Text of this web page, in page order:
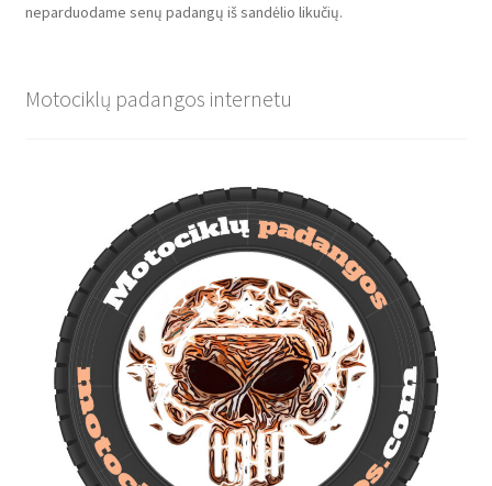
neparduodame senų padangų iš sandėlio likučių.
Motociklų padangos internetu